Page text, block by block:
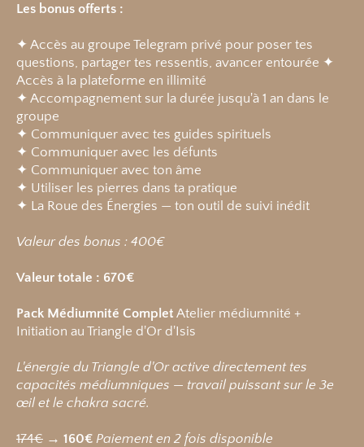
Les bonus offerts :
✦ Accès au groupe Telegram privé pour poser tes
questions, partager tes ressentis, avancer entourée ✦
Accès à la plateforme en illimité
✦ Accompagnement sur la durée jusqu'à 1 an dans le
groupe
✦ Communiquer avec tes guides spirituels
✦ Communiquer avec les défunts
✦ Communiquer avec ton âme
✦ Utiliser les pierres dans ta pratique
✦ La Roue des Énergies — ton outil de suivi inédit
Valeur des bonus : 400€
Valeur totale : 670€
Pack Médiumnité Complet Atelier médiumnité +
Initiation au Triangle d'Or d'Isis
L'énergie du Triangle d'Or active directement tes
capacités médiumniques — travail puissant sur le 3e
œil et le chakra sacré.
174€ → 160€ Paiement en 2 fois disponible